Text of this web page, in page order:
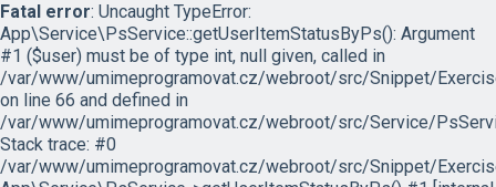
Fatal error: Uncaught TypeError:
App\Service\PsService::getUserItemStatusByPs(): Argument
#1 ($user) must be of type int, null given, called in
/var/www/umimeprogramovat.cz/webroot/src/Snippet/
on line 66 and defined in
/var/www/umimeprogramovat.cz/webroot/src/Service/
Stack trace: #0
/var/www/umimeprogramovat.cz/webroot/src/Snippet/